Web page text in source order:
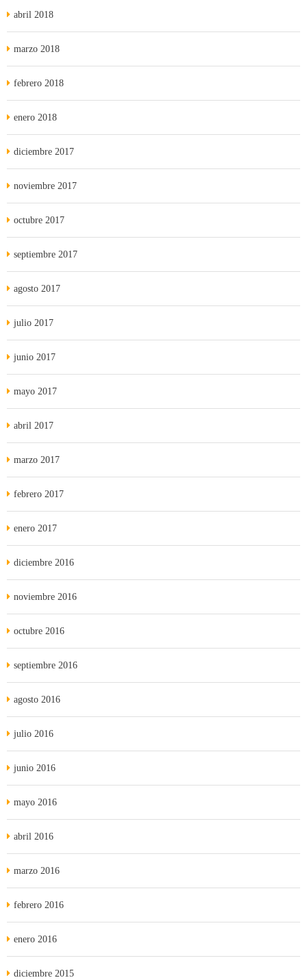
abril 2018
marzo 2018
febrero 2018
enero 2018
diciembre 2017
noviembre 2017
octubre 2017
septiembre 2017
agosto 2017
julio 2017
junio 2017
mayo 2017
abril 2017
marzo 2017
febrero 2017
enero 2017
diciembre 2016
noviembre 2016
octubre 2016
septiembre 2016
agosto 2016
julio 2016
junio 2016
mayo 2016
abril 2016
marzo 2016
febrero 2016
enero 2016
diciembre 2015